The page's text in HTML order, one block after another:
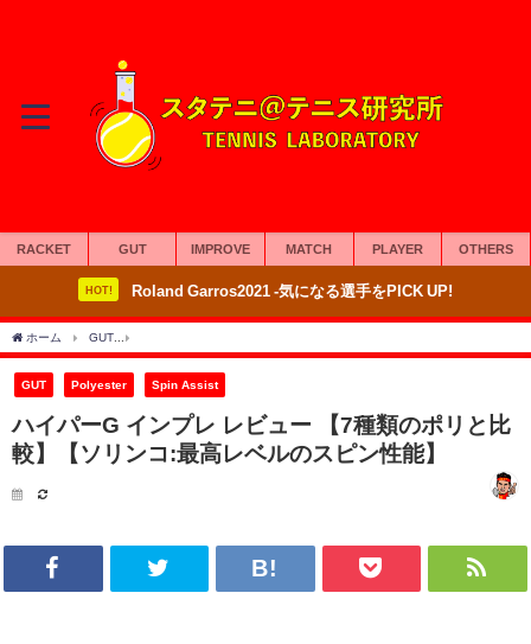
RACKET GUT IMPROVE MATCH PLAYER OTHERS
HOT! Roland Garros2021 -気になる選手をPICK UP!
ホーム GUT
GUT Polyester Spin Assist
ハイパーG インプレ レビュー 【7種類のポリと比
較】【ソリンコ:最高レベルのスピン性能】